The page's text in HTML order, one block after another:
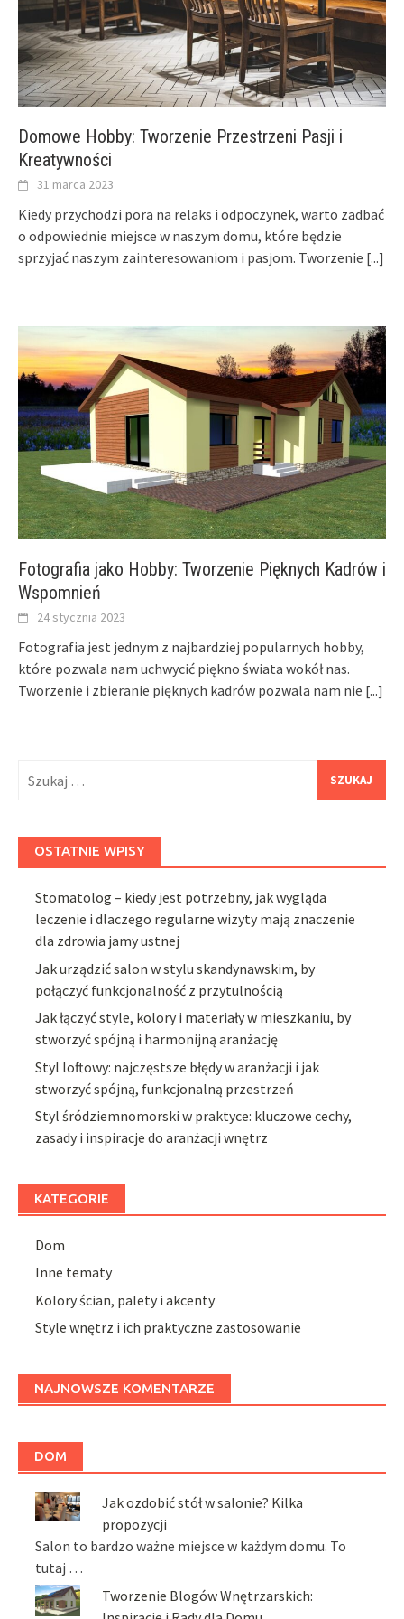
Domowe Hobby: Tworzenie Przestrzeni Pasji i
Kreatywności
31 marca 2023
Kiedy przychodzi pora na relaks i odpoczynek, warto zadbać
o odpowiednie miejsce w naszym domu, które będzie
sprzyjać naszym zainteresowaniom i pasjom. Tworzenie [...]
Fotografia jako Hobby: Tworzenie Pięknych Kadrów i
Wspomnień
24 stycznia 2023
Fotografia jest jednym z najbardziej popularnych hobby,
które pozwala nam uchwycić piękno świata wokół nas.
Tworzenie i zbieranie pięknych kadrów pozwala nam nie [...]
OSTATNIE WPISY
Stomatolog – kiedy jest potrzebny, jak wygląda
leczenie i dlaczego regularne wizyty mają znaczenie
dla zdrowia jamy ustnej
Jak urządzić salon w stylu skandynawskim, by
połączyć funkcjonalność z przytulnością
Jak łączyć style, kolory i materiały w mieszkaniu, by
stworzyć spójną i harmonijną aranżację
Styl loftowy: najczęstsze błędy w aranżacji i jak
stworzyć spójną, funkcjonalną przestrzeń
Styl śródziemnomorski w praktyce: kluczowe cechy,
zasady i inspiracje do aranżacji wnętrz
KATEGORIE
Dom
Inne tematy
Kolory ścian, palety i akcenty
Style wnętrz i ich praktyczne zastosowanie
NAJNOWSZE KOMENTARZE
DOM
Jak ozdobić stół w salonie? Kilka
propozycji
Salon to bardzo ważne miejsce w każdym domu. To
tutaj …
Tworzenie Blogów Wnętrzarskich: